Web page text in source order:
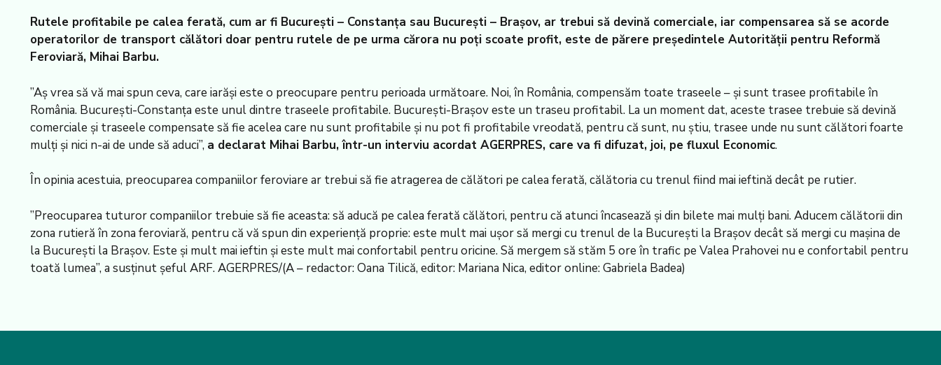
Rutele profitabile pe calea ferată, cum ar fi București – Constanța sau București – Brașov, ar trebui să devină comerciale, iar compensarea să se acorde
operatorilor de transport călători doar pentru rutele de pe urma cărora nu poți scoate profit, este de părere președintele Autorității pentru Reformă
Feroviară, Mihai Barbu.
”Aș vrea să vă mai spun ceva, care iarăși este o preocupare pentru perioada următoare. Noi, în România, compensăm toate traseele – și sunt trasee profitabile în
România. București-Constanța este unul dintre traseele profitabile. București-Brașov este un traseu profitabil. La un moment dat, aceste trasee trebuie să devină
comerciale și traseele compensate să fie acelea care nu sunt profitabile și nu pot fi profitabile vreodată, pentru că sunt, nu știu, trasee unde nu sunt călători foarte
mulți și nici n-ai de unde să aduci”, a declarat Mihai Barbu, într-un interviu acordat AGERPRES, care va fi difuzat, joi, pe fluxul Economic.
În opinia acestuia, preocuparea companiilor feroviare ar trebui să fie atragerea de călători pe calea ferată, călătoria cu trenul fiind mai ieftină decât pe rutier.
”Preocuparea tuturor companiilor trebuie să fie aceasta: să aducă pe calea ferată călători, pentru că atunci încasează și din bilete mai mulți bani. Aducem călătorii din
zona rutieră în zona feroviară, pentru că vă spun din experiență proprie: este mult mai ușor să mergi cu trenul de la București la Brașov decât să mergi cu mașina de
la București la Brașov. Este și mult mai ieftin și este mult mai confortabil pentru oricine. Să mergem să stăm 5 ore în trafic pe Valea Prahovei nu e confortabil pentru
toată lumea”, a susținut șeful ARF. AGERPRES/(A – redactor: Oana Tilică, editor: Mariana Nica, editor online: Gabriela Badea)